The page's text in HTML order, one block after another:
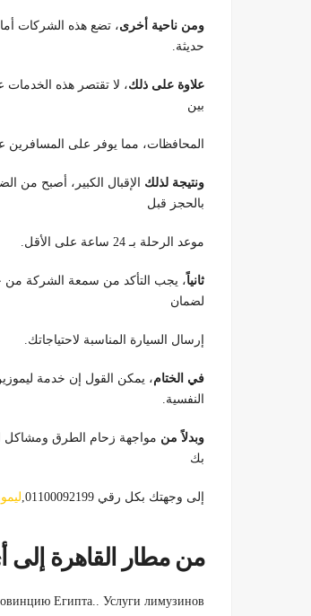
ومن ناحية أخرى، تضع هذه الشركات
حديثة.
علاوة على ذلك، لا تقتصر هذه الخدمات
بين
المحافظات، مما يوفر على المسافرين عناء
ونتيجة لذلك الإقبال الكبير، أصبح
بالحجز قبل
موعد الرحلة بـ 24 ساعة على الأقل.
ثانياً، يجب التأكد من سمعة الشركة من
لضمان
إرسال السيارة المناسبة لاحتياجاتك.
في الختام، يمكن القول إن خدمة
النفسية.
وبدلاً من مواجهة زحام الطرق ومشاكل
بك
إلى وجهتك بكل رقي 01100092199,
من مطار القاهرة
Египта.. Услуги лимузинов